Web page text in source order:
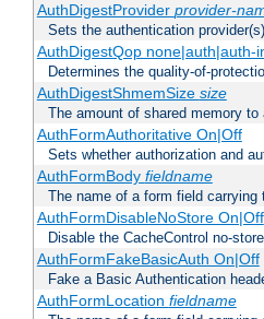
AuthDigestProvider provider-
Sets the authentication
AuthDigestQop none|auth|auth-
Determines the quality-of-
AuthDigestShmemSize size
The amount of shared memory
AuthFormAuthoritative On|Off
Sets whether authorization and
AuthFormBody fieldname
The name of a form field
AuthFormDisableNoStore On|Off
Disable the CacheControl no-
AuthFormFakeBasicAuth On|Off
Fake a Basic Authentication
AuthFormLocation fieldname